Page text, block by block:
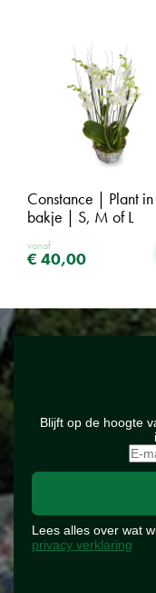
Constance | Plant in
bakje | S, M of L
vanaf
€ 40,00
Blijft op de hoogte
Lees alles over wat
privacy verklaring